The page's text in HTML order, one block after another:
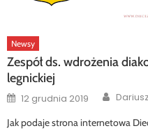
Newsy
Zespół ds. wdrożenia
legnickiej
Posted
on
12 grudnia 2019 Author
Jak podaje strona internetowa